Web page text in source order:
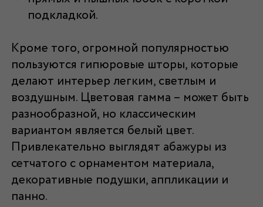
подкладкой.
Кроме того, огромной популярностью
пользуются гипюровые шторы, которые
делают интерьер легким, светлым и
воздушным. Цветовая гамма – может быть
разнообразной, но классическим
вариантом является белый цвет.
Привлекательно выглядят абажуры из
сетчатого с орнаментом материала,
декоративные подушки, аппликации и
панно.